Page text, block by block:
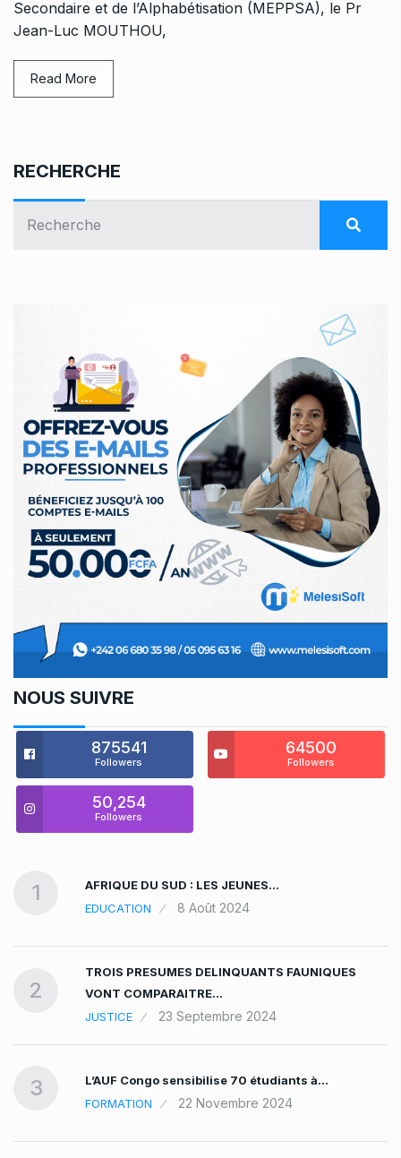
Secondaire et de l’Alphabétisation (MEPPSA), le Pr
Jean-Luc MOUTHOU,
Read More
RECHERCHE
NOUS SUIVRE
875541
Followers
64500
Followers
50,254
Followers
1
AFRIQUE DU SUD : LES JEUNES…
EDUCATION
8 Août 2024
2
TROIS PRESUMES DELINQUANTS FAUNIQUES
VONT COMPARAITRE…
JUSTICE
23 Septembre 2024
3
L’AUF Congo sensibilise 70 étudiants à…
FORMATION
22 Novembre 2024